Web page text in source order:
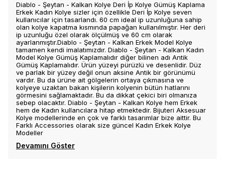
Diablo - Şeytan - Kalkan Kolye Deri İp Kolye Gümüş Kaplama
Erkek Kadın Kolye sizler için özellikle Deri İp Kolye seven
kullanıcılar için tasarlandı. 60 cm ideal ip uzunluğuna sahip
olan kolye kapatma kısmında papağan kullanılmıştır. Her deri
ip uzunluğu özel olarak ölçülmüş ve 60 cm olarak
ayarlanmıştır.Diablo - Şeytan - Kalkan Erkek Model Kolye
tamamen kendi imalatımızdır. Diablo - Şeytan - Kalkan Kadın
Model Kolye Gümüş Kaplamalıdır diğer bilinen adı Antik
Gümüş Kaplamalıdır. Ürün yüzeyi pürüzlü ve desenlidir. Düz
ve parlak bir yüzey değil onun aksine Antik bir görünümü
vardır. Bu da ürüne ait gölgelerin ortaya çıkmasına ve
kolyeye uzaktan bakan kişilerin kolyenin bütün hatlarını
görmesini sağlamaktadır. Bu da dikkat çekici biri olmanıza
sebep olacaktır. Diablo - Şeytan - Kalkan Kolye hem Erkek
hem de Kadın kullancılara hitap etmektedir. Bijuteri Aksesuar
Kolye modellerinde en çok ve farklı tasarımlar bize aittir. Bu
Farklı Accessories olarak size güncel Kadın Erkek Kolye
Modeller
Devamını Göster